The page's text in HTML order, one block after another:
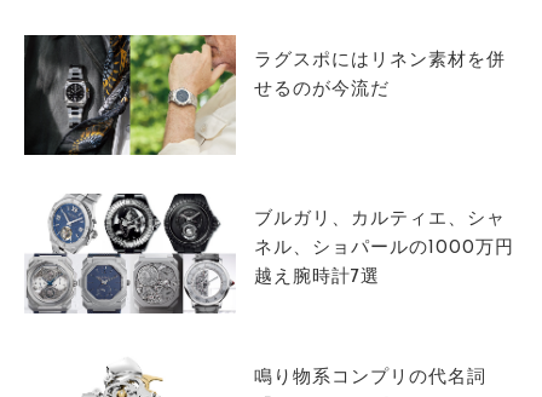
ラグスポにはリネン素材を併
せるのが今流だ
ブルガリ、カルティエ、シャ
ネル、ショパールの1000万円
越え腕時計7選
鳴り物系コンプリの代名詞